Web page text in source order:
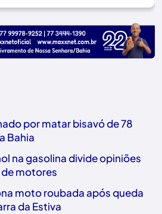
por matar bisavó de 78
Bahia
na gasolina divide opiniões
motores
moto roubada após queda
da Estiva